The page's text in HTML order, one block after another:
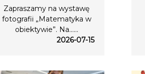
Zapraszamy na wystawę
fotografii „Matematyka w
obiektywie”. Na…...
2026-07-15